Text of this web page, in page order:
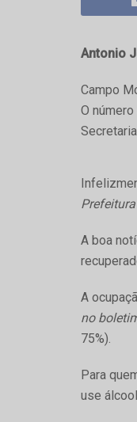
Antonio
Campo
O
A boa
A
no
75%).
Para
use